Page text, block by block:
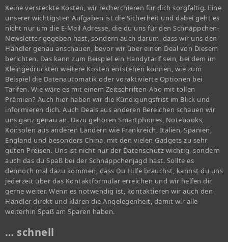
Keine versteckte Kosten, wir recherchieren für dich sorgfältig. Eine
unserer wichtigsten Aufgaben ist die Sicherheit und dabei geht es
nicht nur um die E-Mail Adresse, die du uns für den Schnäppchen-
Newsletter gegeben hast, sondern auch darum, dass wir uns den
Händler genau anschauen, bevor wir über einen Deal von Diesem
berichten. Das kann zum Beispiel ein Handytarif sein, bei dem im
Kleingedruckten weitere Kosten entstehen können, wie zum
Beispiel die Datenautomatik oder voraktivierte Optionen bei
Tarifen. Wie wäre es mit einem Zeitschriften-Abo mit tollen
Prämien? Auch hier haben wir die Kündigungsfrist im Blick und
informieren dich. Auch Deals aus anderen Bereichen schauen wir
uns ganz genau an. Dazu gehören Smartphones, Notebooks,
Konsolen aus anderen Ländern wie Frankreich, Italien, Spanien,
England und besonders China, mit den vielen Gadgets zu sehr
guten Preisen. Uns ist nicht nur der Datenschutz wichtig, sondern
auch das du Spaß bei der Schnäppchenjagd hast. Sollte es
dennoch mal dazu kommen, dass Du Hilfe brauchst, kannst du uns
jederzeit über das Kontaktformular erreichen und wir helfen dir
gerne weiter. Wenn es notwendig ist, kontaktieren wir auch den
Händler direkt und klären die Angelegenheit, damit wir alle
weiterhin Spaß am Sparen haben.
… schnell